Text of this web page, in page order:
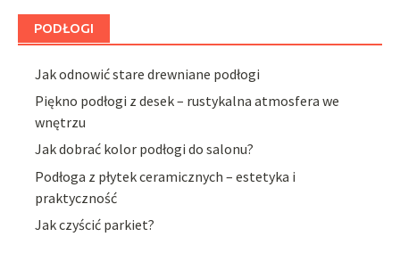
PODŁOGI
Jak odnowić stare drewniane podłogi
Piękno podłogi z desek – rustykalna atmosfera we
wnętrzu
Jak dobrać kolor podłogi do salonu?
Podłoga z płytek ceramicznych – estetyka i
praktyczność
Jak czyścić parkiet?